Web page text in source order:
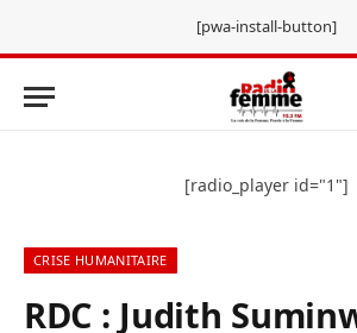
[pwa-install-button]
[radio_player id="1"]
CRISE HUMANITAIRE
RDC : Judith